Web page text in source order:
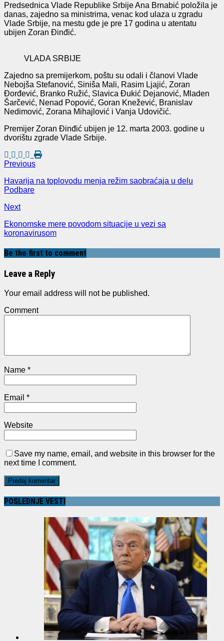
Predsednica Vlade Republike Srbije Ana Brnabić položila je
danas, zajedno sa ministrima, venac kod ulaza u zgradu
Vlade Srbije, na mestu gde je pre 17 godina u atentatu
ubijen Zoran Đinđić.
VLADA SRBIJE
Zajedno sa premijerkom, poštu su odali i članovi Vlade
Nebojša Stefanović, Siniša Mali, Rasim Ljajić, Zoran
Đorđević, Branko Ružić, Slavica Đukić Dejanović, Mladen
Šarčević, Nenad Popović, Goran Knežević, Branislav
Nedimović, Zorana Mihajlović i Vanja Udovičić.
Premijer Zoran Đinđić ubijen je 12. marta 2003. godine u
dvorištu zgrade Vlade Srbije.
Previous
Havarija na toplovodu menja režim saobraćaja u delu
Podbare
Next
Ekonomske mere povodom situacije u vezi sa
koronavirusom
Be the first to comment
Leave a Reply
Your email address will not be published.
Comment
Name *
Email *
Website
Save my name, email, and website in this browser for the
next time I comment.
POSLEDNJE VESTI